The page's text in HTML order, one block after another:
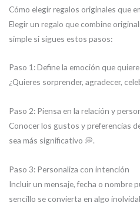
Cómo elegir regalos originales que
Elegir un regalo que combine
simple si sigues estos pasos:
Paso 1: Define la emoción que
¿Quieres sorprender, agradecer,
Paso 2: Piensa en la relación y
Conocer los gustos y preferencias
sea más significativo 💭.
Paso 3: Personaliza con intención
Incluir un mensaje, fecha o nombre
sencillo se convierta en algo